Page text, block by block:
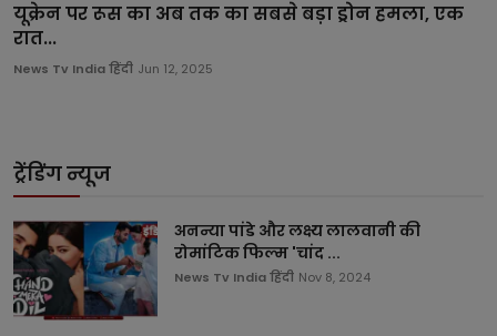
यूक्रेन पर रूस का अब तक का सबसे बड़ा ड्रोन हमला, एक
रात...
News Tv India हिंदी Jun 12, 2025
ट्रेंडिंग न्यूज
अनन्या पांडे और लक्ष्य लालवानी की
रोमांटिक फिल्म 'चांद ...
News Tv India हिंदी Nov 8, 2024